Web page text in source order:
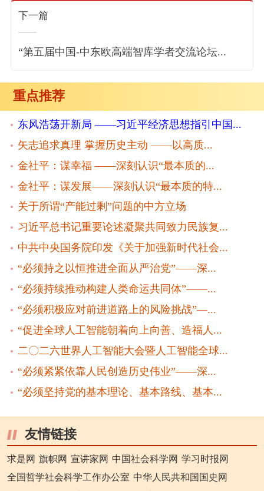
下一篇
“第五届中国-中东欧高端智库学者交流论坛...
重点推荐
东风浩荡开新局 ——习近平经济思想指引中国...
矢志追求真理 掌握历史主动 ——以高质...
金社平：谋幸福 ——深刻认识“最本质的...
金社平：谋发展——深刻认识“最本质的特...
关于所谓“产能过剩”问题的中方立场
习近平总书记重要论述凝聚共同致力民族复...
中共中央国务院印发《关于加强新时代社会...
“必须持之以恒推进全面从严治党”——深...
“必须持续推动构建人类命运共同体”——...
“必须积极应对前进道路上的风险挑战”—...
“促进全球人工智能朝着向上向善、造福人...
二〇二六世界人工智能大会暨人工智能全球...
“必须紧紧依靠人民创造历史伟业”——深...
“必须坚持党的基本理论、基本路线、基本...
友情链接
求是网 旗帜网 宣讲家网 中国社会科学网 学习时报网
全国哲学社会科学工作办公室 中华人民共和国国史网